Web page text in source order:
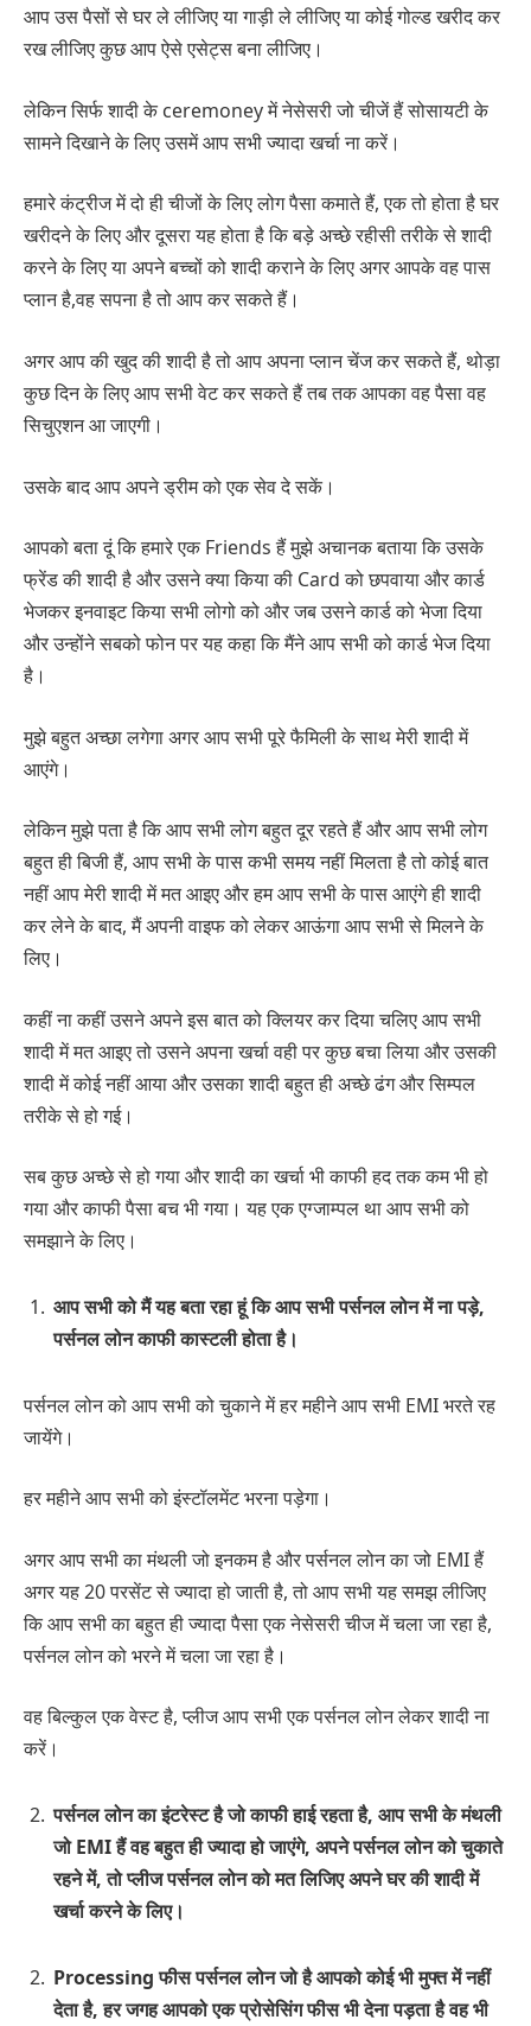
आप उस पैसों से घर ले लीजिए या गाड़ी ले लीजिए या कोई गोल्ड खरीद कर
रख लीजिए कुछ आप ऐसे एसेट्स बना लीजिए।
लेकिन सिर्फ शादी के ceremoney में नेसेसरी जो चीजें हैं सोसायटी के
सामने दिखाने के लिए उसमें आप सभी ज्यादा खर्चा ना करें।
हमारे कंट्रीज में दो ही चीजों के लिए लोग पैसा कमाते हैं, एक तो होता है घर
खरीदने के लिए और दूसरा यह होता है कि बड़े अच्छे रहीसी तरीके से शादी
करने के लिए या अपने बच्चों को शादी कराने के लिए अगर आपके वह पास
प्लान है,वह सपना है तो आप कर सकते हैं।
अगर आप की खुद की शादी है तो आप अपना प्लान चेंज कर सकते हैं, थोड़ा
कुछ दिन के लिए आप सभी वेट कर सकते हैं तब तक आपका वह पैसा वह
सिचुएशन आ जाएगी।
उसके बाद आप अपने ड्रीम को एक सेव दे सकें।
आपको बता दूं कि हमारे एक Friends हैं मुझे अचानक बताया कि उसके
फ्रेंड की शादी है और उसने क्या किया की Card को छपवाया और कार्ड
भेजकर इनवाइट किया सभी लोगो को और जब उसने कार्ड को भेजा दिया
और उन्होंने सबको फोन पर यह कहा कि मैंने आप सभी को कार्ड भेज दिया
है।
मुझे बहुत अच्छा लगेगा अगर आप सभी पूरे फैमिली के साथ मेरी शादी में
आएंगे।
लेकिन मुझे पता है कि आप सभी लोग बहुत दूर रहते हैं और आप सभी लोग
बहुत ही बिजी हैं, आप सभी के पास कभी समय नहीं मिलता है तो कोई बात
नहीं आप मेरी शादी में मत आइए और हम आप सभी के पास आएंगे ही शादी
कर लेने के बाद, मैं अपनी वाइफ को लेकर आऊंगा आप सभी से मिलने के
लिए।
कहीं ना कहीं उसने अपने इस बात को क्लियर कर दिया चलिए आप सभी
शादी में मत आइए तो उसने अपना खर्चा वही पर कुछ बचा लिया और उसकी
शादी में कोई नहीं आया और उसका शादी बहुत ही अच्छे ढंग और सिम्पल
तरीके से हो गई।
सब कुछ अच्छे से हो गया और शादी का खर्चा भी काफी हद तक कम भी हो
गया और काफी पैसा बच भी गया। यह एक एग्जाम्पल था आप सभी को
समझाने के लिए।
आप सभी को मैं यह बता रहा हूं कि आप सभी पर्सनल लोन में ना पड़े,
पर्सनल लोन काफी कास्टली होता है।
पर्सनल लोन को आप सभी को चुकाने में हर महीने आप सभी EMI भरते रह
जायेंगे।
हर महीने आप सभी को इंस्टॉलमेंट भरना पड़ेगा।
अगर आप सभी का मंथली जो इनकम है और पर्सनल लोन का जो EMI हैं
अगर यह 20 परसेंट से ज्यादा हो जाती है, तो आप सभी यह समझ लीजिए
कि आप सभी का बहुत ही ज्यादा पैसा एक नेसेसरी चीज में चला जा रहा है,
पर्सनल लोन को भरने में चला जा रहा है।
वह बिल्कुल एक वेस्ट है, प्लीज आप सभी एक पर्सनल लोन लेकर शादी ना
करें।
पर्सनल लोन का इंटरेस्ट है जो काफी हाई रहता है, आप सभी के मंथली
जो EMI हैं वह बहुत ही ज्यादा हो जाएंगे, अपने पर्सनल लोन को चुकाते
रहने में, तो प्लीज पर्सनल लोन को मत लिजिए अपने घर की शादी में
खर्चा करने के लिए।
Processing फीस पर्सनल लोन जो है आपको कोई भी मुफ्त में नहीं
देता है, हर जगह आपको एक प्रोसेसिंग फीस भी देना पड़ता है वह भी